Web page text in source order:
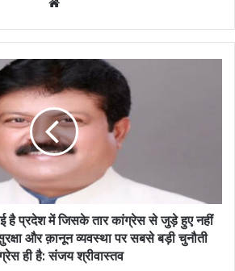
है प्रदेश में जिसके तार कांग्रेस से जुड़े हुए नहीं
और क़ानून व्यवस्था पर सबसे बड़ी चुनौती
ही है: संजय श्रीवास्तव